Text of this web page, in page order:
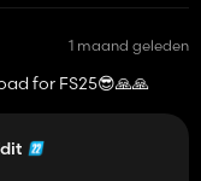
1 maand geleden
for FS25😎🙏🙏